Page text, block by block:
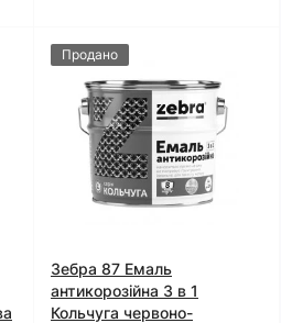
Продано
Зебра 87 Емаль
антикорозійна 3 в 1
Кольчуга червоно-